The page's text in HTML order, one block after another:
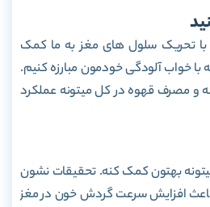
با تحریک سلول های مغز به ما کمک
خواب آلودگی خودمون مبارزه کنیم.
و مصرف قهوه در کل میتونه عملکرد
بهتون کمک کنه. تحقیقات نشون
افزایش سرعت گردش خون در مغز